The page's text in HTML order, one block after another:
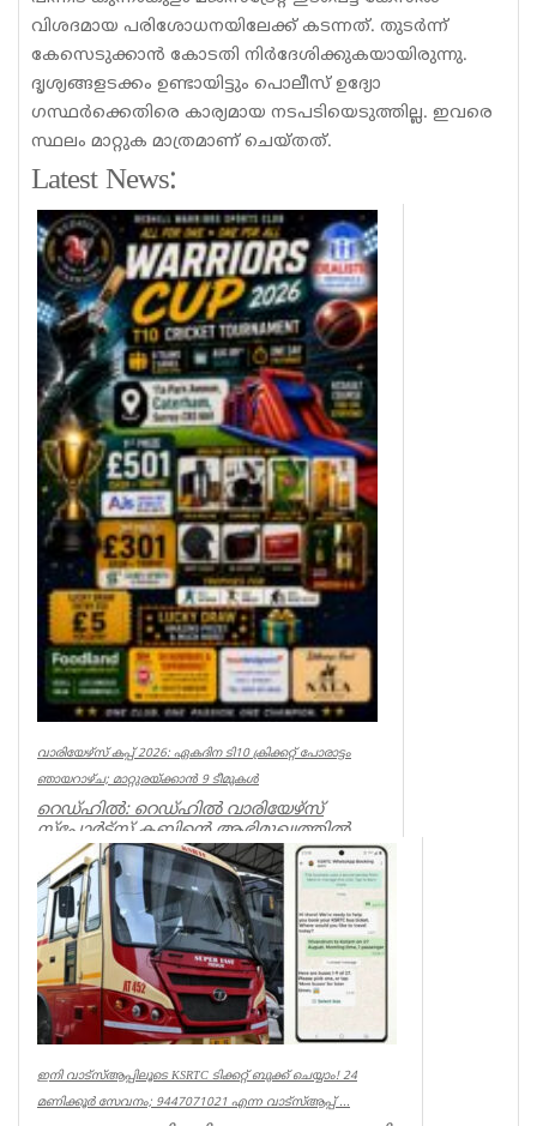
വിശദമായ പരിശോധനയിലേക്ക് കടന്നത്. തുടർന്ന്
കേസെടുക്കാൻ കോടതി നിർദേശിക്കുകയായിരുന്നു.
ദൃശ്യങ്ങളടക്കം ഉണ്ടായിട്ടും പൊലീസ് ഉദ്യോ​
ഗസ്ഥർ‌ക്കെതിരെ കാര്യമായ നടപടിയെടുത്തില്ല. ഇവരെ
സ്ഥലം മാറ്റുക മാത്രമാണ് ചെയ്തത്.
Latest News:
വാരിയേഴ്സ് കപ്പ് 2026: ഏകദിന ടി10 ക്രിക്കറ്റ് പോരാട്ടം
ഞായറാഴ്ച; മാറ്റുരയ്ക്കാൻ 9 ടീമുകൾ
റെഡ്ഹിൽ: റെഡ്ഹിൽ വാരിയേഴ്സ്
സ്പോർട്സ് ക്ലബ്ബിന്റെ ആഭിമുഖ്യത്തിൽ
സംഘടിപ്പിക്കുന്ന ‘വാരിയേഴ്സ് കപ...
Associations
ഇനി വാട്‌സ്ആപ്പിലൂടെ KSRTC ടിക്കറ്റ് ബുക്ക് ചെയ്യാം! 24
മണിക്കൂർ സേവനം; 9447071021 എന്ന വാട്സ്ആപ്പ് ...